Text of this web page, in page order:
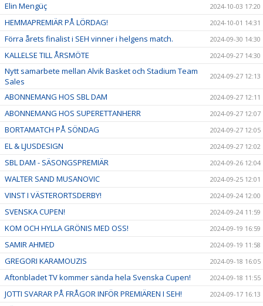
Elin Mengüç 2024-10-03 17:20
HEMMAPREMIÄR PÅ LÖRDAG! 2024-10-01 14:31
Förra årets finalist i SEH vinner i helgens match. 2024-09-30 14:30
KALLELSE TILL ÅRSMÖTE 2024-09-27 14:30
Nytt samarbete mellan Alvik Basket och Stadium Team
Sales
2024-09-27 12:13
ABONNEMANG HOS SBL DAM 2024-09-27 12:11
ABONNEMANG HOS SUPERETTANHERR 2024-09-27 12:07
BORTAMATCH PÅ SÖNDAG 2024-09-27 12:05
EL & LJUSDESIGN 2024-09-27 12:02
SBL DAM - SÄSONGSPREMIÄR 2024-09-26 12:04
WALTER SAND MUSANOVIC 2024-09-25 12:01
VINST I VÄSTERORTSDERBY! 2024-09-24 12:00
SVENSKA CUPEN! 2024-09-24 11:59
KOM OCH HYLLA GRÖNIS MED OSS! 2024-09-19 16:59
SAMIR AHMED 2024-09-19 11:58
GREGORI KARAMOUZIS 2024-09-18 16:05
Aftonbladet TV kommer sända hela Svenska Cupen! 2024-09-18 11:55
JOTTI SVARAR PÅ FRÅGOR INFÖR PREMIÄREN I SEH! 2024-09-17 16:13